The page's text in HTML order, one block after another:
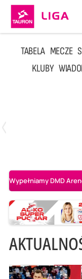
TABELA MECZE
KLUBY
Wypełniamy DMD